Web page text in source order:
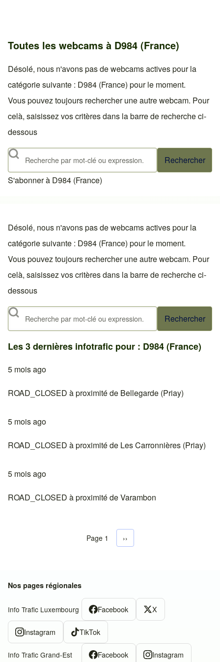
Toutes les webcams à D984 (France)
Désolé, nous n'avons pas de webcams actives pour la
catégorie suivante : D984 (France) pour le moment.
Vous pouvez toujours rechercher une autre webcam. Pour
celà, saisissez vos critères dans la barre de recherche ci-
dessous
Rechercher
S'abonner à D984 (France)
Désolé, nous n'avons pas de webcams actives pour la
catégorie suivante : D984 (France) pour le moment.
Vous pouvez toujours rechercher une autre webcam. Pour
celà, saisissez vos critères dans la barre de recherche ci-
dessous
Rechercher
Les 3 dernières infotrafic pour : D984 (France)
5 mois ago
ROAD_CLOSED à proximité de Bellegarde (Priay)
5 mois ago
ROAD_CLOSED à proximité de Les Carronnières (Priay)
5 mois ago
ROAD_CLOSED à proximité de Varambon
Pagination
Page 1 Next page
››
Nos pages régionales
Info Trafic Luxembourg Facebook X
Instagram TikTok
Info Trafic Grand-Est Facebook Instagram